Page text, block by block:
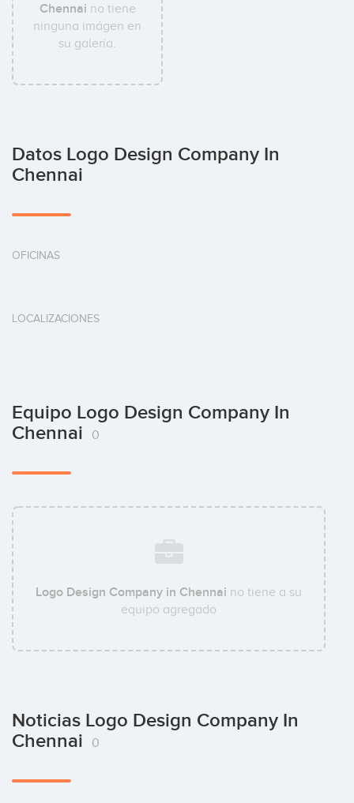
Chennai no tiene
ninguna imágen en
su galería.
Datos Logo Design Company In
Chennai
OFICINAS
LOCALIZACIONES
Equipo Logo Design Company In
Chennai
0
Logo Design Company in Chennai no tiene a su
equipo agregado
Noticias Logo Design Company In
Chennai
0